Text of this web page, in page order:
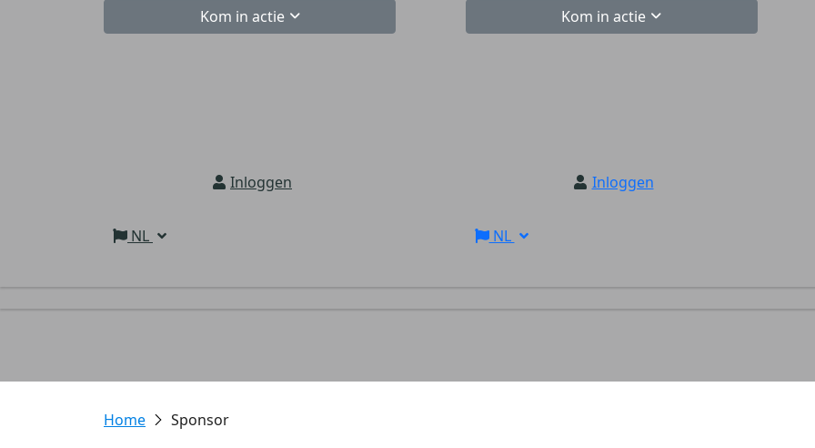
Kom in actie
Inloggen
NL
Kom in actie
Inloggen
NL
Sponsor